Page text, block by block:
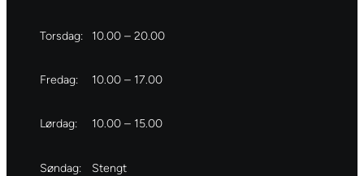
Torsdag: 10.00 – 20.00
Fredag: 10.00 – 17.00
Lørdag: 10.00 – 15.00
Søndag: Stengt